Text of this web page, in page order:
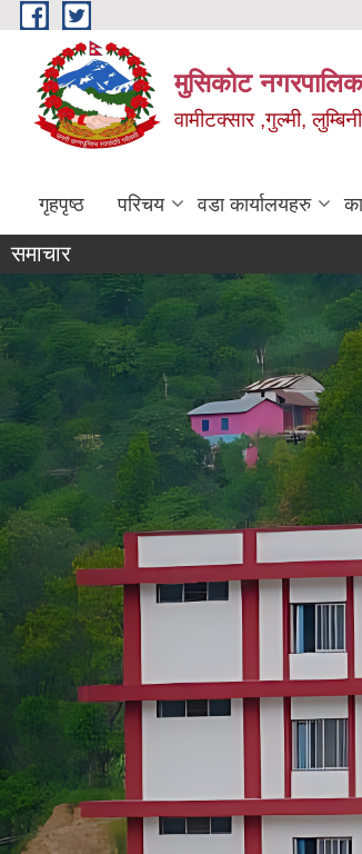
Skip to main content
मुसिकोट
वामीटक्सार ,गुल्मी,
गृहपृष्ठ परिचय वडा कार्यालयहरु
समाचार